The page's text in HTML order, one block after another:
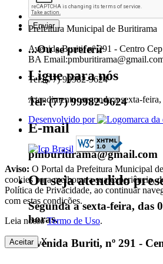
...Ou se preferir
Ligue para nós
Tel: (77) 99982-9624
E-mail
pmburitirama@gmail.com
Ou seja atendido
Segunda a sexta-feira, das
horas.
Avenida Buriti, nº 291 -
Prefeitura Municipal de Buritirama
Avenida Buriti, nº 291 - Centro
BA
Tel: (77) 99982-9624
Atendimento: segunda a sexta-
Desenvolvido por
Aviso: O Portal da Prefeitura Municipal
cookies para melhorar a sua experiência,
Política de Privacidade, ao continuar
com estas condições.
Leia nossoTermo de Uso.
Aceitar X